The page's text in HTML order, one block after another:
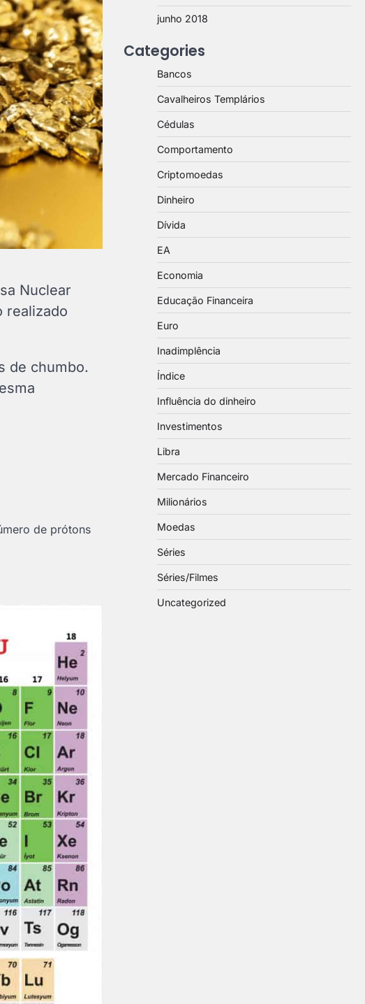
Nuclear
realizado
de chumbo.
de prótons
junho 2018
Categories
Bancos
Cavalheiros Templários
Cédulas
Comportamento
Criptomoedas
Dinheiro
Dívida
EA
Economia
Educação Financeira
Euro
Inadimplência
Índice
Influência do dinheiro
Investimentos
Libra
Mercado Financeiro
Milionários
Moedas
Séries
Séries/Filmes
Uncategorized